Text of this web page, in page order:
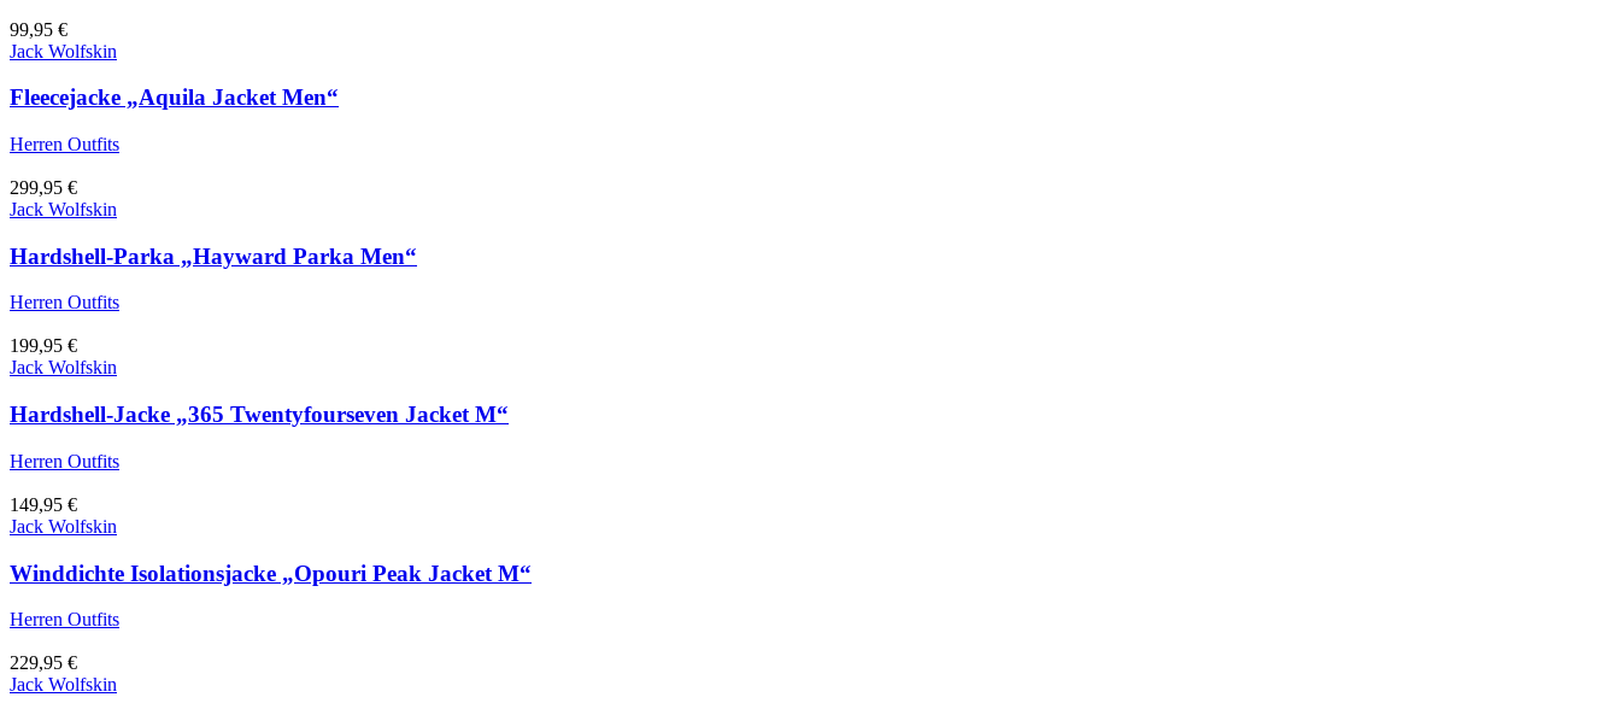
99,95 €
Jack Wolfskin
Fleecejacke „Aquila Jacket Men“
Herren Outfits
299,95 €
Jack Wolfskin
Hardshell-Parka „Hayward Parka Men“
Herren Outfits
199,95 €
Jack Wolfskin
Hardshell-Jacke „365 Twentyfourseven Jacket M“
Herren Outfits
149,95 €
Jack Wolfskin
Winddichte Isolationsjacke „Opouri Peak Jacket M“
Herren Outfits
229,95 €
Jack Wolfskin